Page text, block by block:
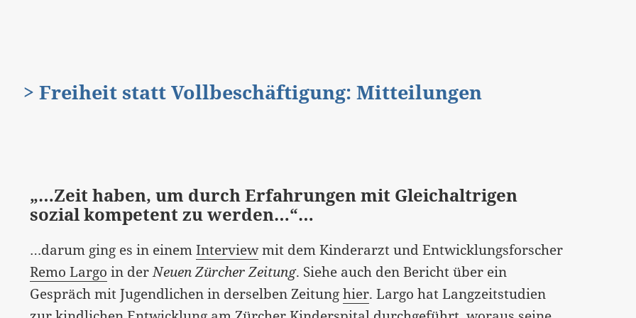
> Freiheit statt Vollbeschäftigung: Mitteilungen
„…Zeit haben, um durch Erfahrungen mit Gleichaltrigen
sozial kompetent zu werden…“…
…darum ging es in einemInterviewmit dem Kinderarzt und Entwicklungsforscher
Remo Largo in derNeuen Zürcher Zeitung. Siehe auch den Bericht über ein
Gespräch mit Jugendlichen in derselben Zeitunghier. Largo hat Langzeitstudien